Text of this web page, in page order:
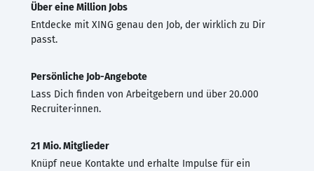
Über eine Million Jobs
Entdecke mit XING genau den Job, der wirklich zu Dir
passt.
Persönliche Job-Angebote
Lass Dich finden von Arbeitgebern und über 20.000
Recruiter·innen.
21 Mio. Mitglieder
Knüpf neue Kontakte und erhalte Impulse für ein